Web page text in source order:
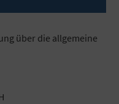
über die allgemeine